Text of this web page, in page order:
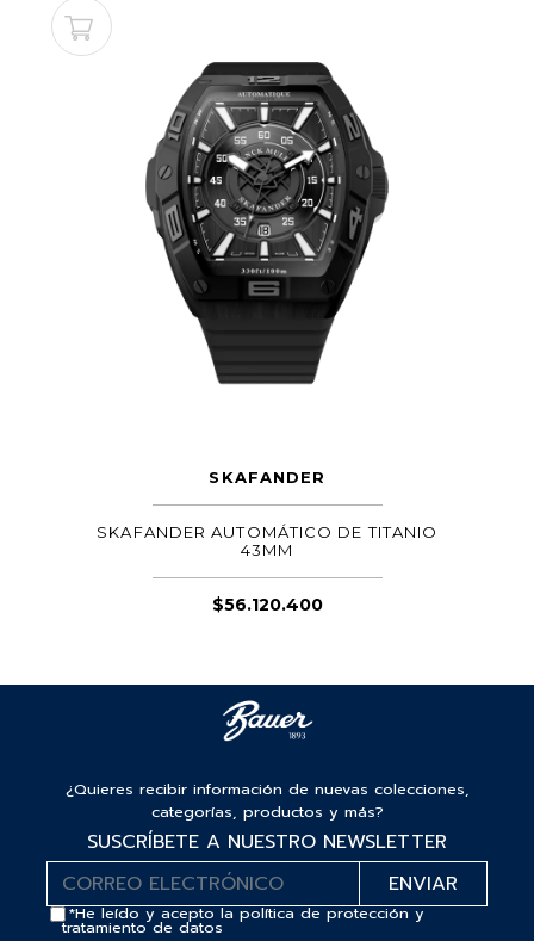
SKAFANDER
SKAFANDER AUTOMÁTICO DE TITANIO
43MM
$56.120.400
¿Quieres recibir información de nuevas colecciones,
categorías, productos y más?
SUSCRÍBETE A NUESTRO NEWSLETTER
*He leído y acepto lapolítica de protección y
tratamiento de datos